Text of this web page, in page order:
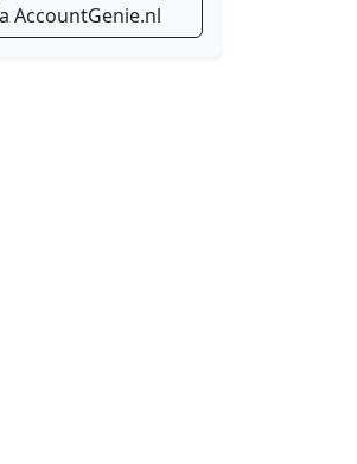
AccountGenie.nl